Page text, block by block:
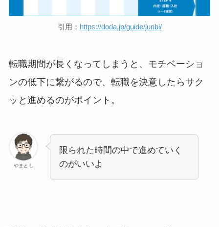
引用： https://doda.jp/guide/junbi/
転職期間が長くなってしまうと、モチベーショ
ンの低下に繋がるので、転職を決意したらサク
ッと進めるのがポイント。
やまとも
限られた時間の中で進めていく
のがいいよ